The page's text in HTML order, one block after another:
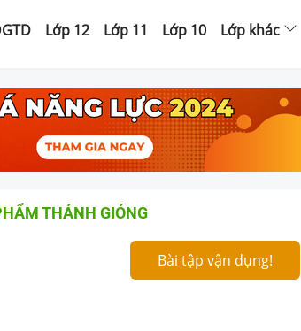
Lớp 12 Lớp 11 Lớp 10 Lớp khác
THÁNH GIÓNG
Bài tập vận dụng!